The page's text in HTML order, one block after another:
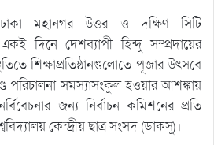
মহানগর উত্তর ও দক্ষিণ সিটি
দিনে দেশব্যাপী হিন্দু সম্প্রদায়ের
শিক্ষাপ্রতিষ্ঠানগুলোতে পূজার উৎসবে
পরিচালনা সমস্যাসংকুল হওয়ার আশঙ্কায়
জন্য নির্বাচন কমিশনের প্রতি
কেন্দ্রীয় ছাত্র সংসদ (ডাকসু)।